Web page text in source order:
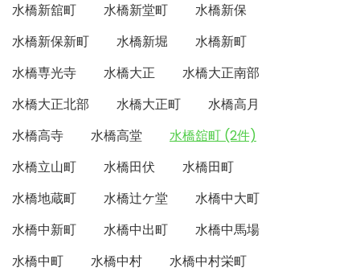
水橋新舘町
水橋新堂町
水橋新保
水橋新保新町
水橋新堀
水橋新町
水橋専光寺
水橋大正
水橋大正南部
水橋大正北部
水橋大正町
水橋高月
水橋高寺
水橋高堂
水橋舘町 (2件)
水橋立山町
水橋田伏
水橋田町
水橋地蔵町
水橋辻ケ堂
水橋中大町
水橋中新町
水橋中出町
水橋中馬場
水橋中町
水橋中村
水橋中村栄町